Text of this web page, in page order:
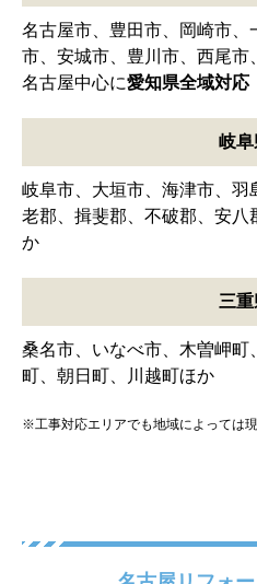
名古屋市、豊田市、岡崎市、
市、安城市、豊川市、西尾市
名古屋中心に愛知県全域対応
岐阜
岐阜市、大垣市、海津市、羽
老郡、揖斐郡、不破郡、安八
か
三重
桑名市、いなべ市、木曽岬町
町、朝日町、川越町ほか
※工事対応エリアでも地域によっては